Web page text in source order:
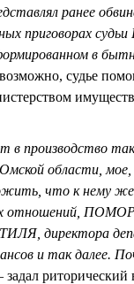
ранее
приговорах
в
судье
области,
что к нему
отношений,
директора
и так далее.
задал